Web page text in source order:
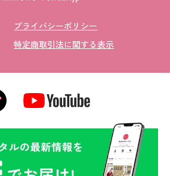
プライバシーポリシー
特定商取引法に関する表示